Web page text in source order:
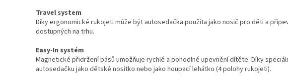
Travel system
Díky ergonomické rukojeti může být autosedačka použita jako nosič pro děti a
dostupných na trhu.
Easy-In systém
Magnetické přidržení pásů umožňuje rychlé a pohodlné upevnění dítěte. Díky
autosedačku jako dětské nosítko nebo jako houpací lehátko (4 polohy rukojeti).